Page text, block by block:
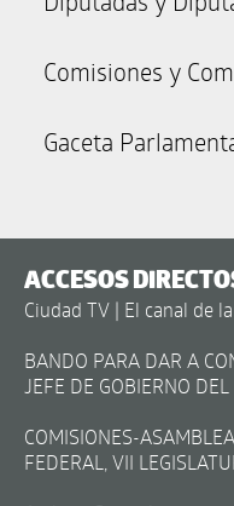
Comisiones y
Gaceta
ACCESOS
Ciudad TV | El canal de
BANDO PARA DAR A
JEFE DE GOBIERNO
COMISIONES-
FEDERAL, VII